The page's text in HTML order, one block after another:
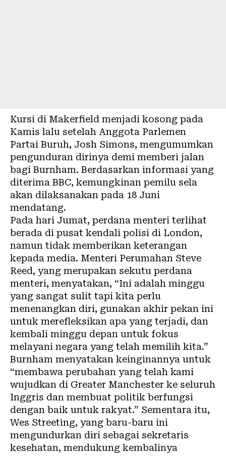
Kursi di Makerfield menjadi kosong pada
Kamis lalu setelah Anggota Parlemen
Partai Buruh, Josh Simons, mengumumkan
pengunduran dirinya demi memberi jalan
bagi Burnham. Berdasarkan informasi yang
diterima BBC, kemungkinan pemilu sela
akan dilaksanakan pada 18 Juni
mendatang.
Pada hari Jumat, perdana menteri terlihat
berada di pusat kendali polisi di London,
namun tidak memberikan keterangan
kepada media. Menteri Perumahan Steve
Reed, yang merupakan sekutu perdana
menteri, menyatakan, “Ini adalah minggu
yang sangat sulit tapi kita perlu
menenangkan diri, gunakan akhir pekan ini
untuk merefleksikan apa yang terjadi, dan
kembali minggu depan untuk fokus
melayani negara yang telah memilih kita.”
Burnham menyatakan keinginannya untuk
“membawa perubahan yang telah kami
wujudkan di Greater Manchester ke seluruh
Inggris dan membuat politik berfungsi
dengan baik untuk rakyat.” Sementara itu,
Wes Streeting, yang baru-baru ini
mengundurkan diri sebagai sekretaris
kesehatan, mendukung kembalinya